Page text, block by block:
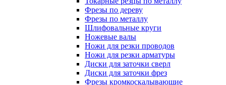
Фрезы по дереву
Фрезы по металлу
Шлифовальные круги
Ножевые валы
Ножи для резки проводов
Ножи для резки арматуры
Диски для заточки сверл
Диски для заточки фрез
Фрезы кромкоскалывающие